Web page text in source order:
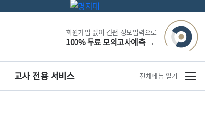
회원가입 없이 간편 정보입력으로
100% 무료 모의고사예측 →
교사 전용 서비스 전체메뉴 열기